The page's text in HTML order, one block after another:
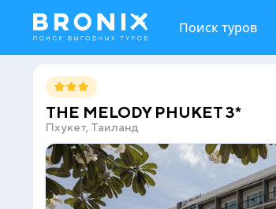
Поиск туров
THE MELODY PHUKET 3*
Пхукет, Таиланд